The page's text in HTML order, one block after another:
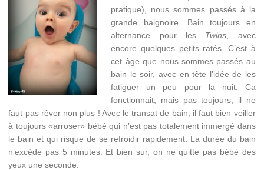
pratique), nous sommes passés à la
grande baignoire. Bain toujours en
alternance pour les Twins , avec
encore quelques petits ratés. C’est à
cet âge que nous sommes passés au
bain le soir, avec en tête l’idée de les
fatiguer un peu pour la nuit. Ca
fonctionnait, mais pas toujours, il ne
faut pas rêver non plus ! Avec le transat de bain, il faut bien veiller
à toujours «arroser» bébé qui n’est pas totalement immergé dans
le bain et qui risque de se refroidir rapidement. La durée du bain
n’excède pas 5 minutes. Et bien sur, on ne quitte pas bébé des
yeux une seconde.